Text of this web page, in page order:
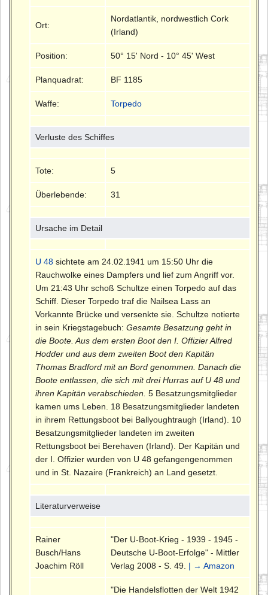
Ort:
Nordatlantik, nordwestlich Cork
(Irland)
Position: 50° 15' Nord - 10° 45' West
Planquadrat: BF 1185
Waffe: Torpedo
Verluste des Schiffes
Tote: 5
Überlebende: 31
Ursache im Detail
U 48 sichtete am 24.02.1941 um 15:50 Uhr die
Rauchwolke eines Dampfers und lief zum Angriff vor.
Um 21:43 Uhr schoß Schultze einen Torpedo auf das
Schiff. Dieser Torpedo traf die Nailsea Lass an
Vorkannte Brücke und versenkte sie. Schultze notierte
in sein Kriegstagebuch:Gesamte Besatzung geht in
die Boote. Aus dem ersten Boot den I. Offizier Alfred
Hodder und aus dem zweiten Boot den Kapitän
Thomas Bradford mit an Bord genommen. Danach die
Boote entlassen, die sich mit drei Hurras auf U 48 und
ihren Kapitän verabschieden. 5 Besatzungsmitglieder
kamen ums Leben. 18 Besatzungsmitglieder landeten
in ihrem Rettungsboot bei Ballyoughtraugh (Irland). 10
Besatzungsmitglieder landeten im zweiten
Rettungsboot bei Berehaven (Irland). Der Kapitän und
der I. Offizier wurden von U 48 gefangengenommen
und in St. Nazaire (Frankreich) an Land gesetzt.
Literaturverweise
Rainer
Busch/Hans
Joachim Röll
"Der U-Boot-Krieg - 1939 - 1945 -
Deutsche U-Boot-Erfolge" - Mittler
Verlag 2008 - S. 49. | → Amazon
"Die Handelsflotten der Welt 1942